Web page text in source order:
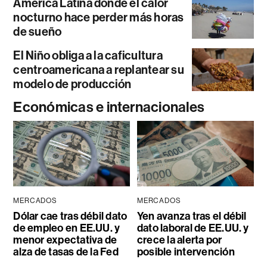
América Latina donde el calor
nocturno hace perder más horas
de sueño
El Niño obliga a la caficultura
centroamericana a replantear su
modelo de producción
Económicas e internacionales
MERCADOS
Dólar cae tras débil dato
de empleo en EE.UU. y
menor expectativa de
alza de tasas de la Fed
MERCADOS
Yen avanza tras el débil
dato laboral de EE.UU. y
crece la alerta por
posible intervención